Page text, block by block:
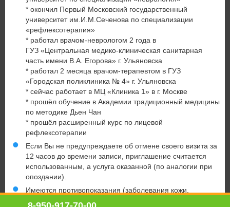
* окончил Первый Московский государственный
университет им.И.М.Сеченова по специализации
«рефлексотерапия»
* работал врачом-неврологом 2 года в
ГУЗ «Центральная медико-клиническая санитарная
часть имени В.А. Егорова» г. Ульяновска
* работал 2 месяца врачом-терапевтом в ГУЗ
«Городская поликлиника № 4» г. Ульяновска
* сейчас работает в МЦ «Клиника 1» в г. Москве
* прошёл обучение в Академии традиционный медицины
по методике Дьен Чан
* прошёл расширенный курс по лицевой
рефлексотерапии
Если Вы не предупреждаете об отмене своего визита за
12 часов до времени записи, приглашение считается
использованным, а услуга оказанной (по аналогии при
опоздании).
Имеются противопоказания (заболевания кожи,
онкозаболевания, аллергия, беременность).